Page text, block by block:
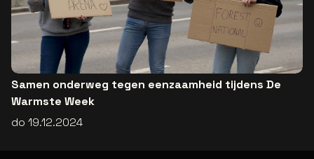
Samen onderweg tegen eenzaamheid tijdens De
Warmste Week
do 19.12.2024